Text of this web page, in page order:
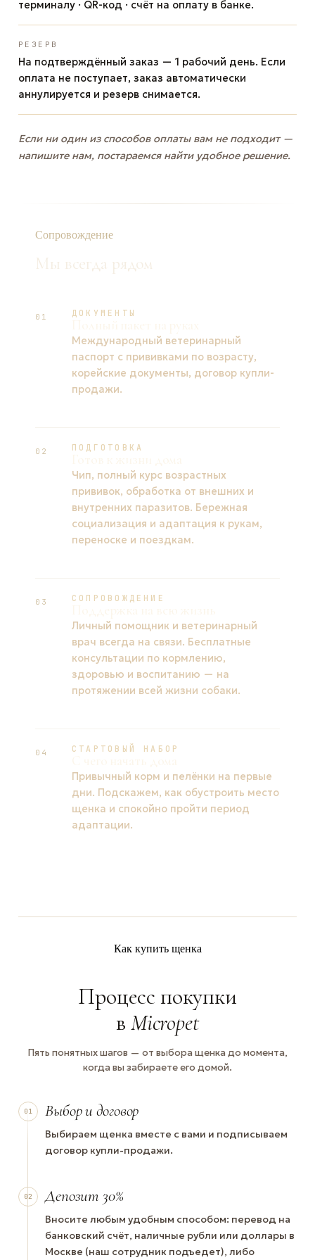
терминалу · QR-код · счёт на оплату в банке.
РЕЗЕРВ
На подтверждённый заказ — 1 рабочий день. Если
оплата не поступает, заказ автоматически
аннулируется и резерв снимается.
Если ни один из способов оплаты вам не подходит —
напишите нам, постараемся найти удобное решение.
Сопровождение
Мы всегда рядом
01 ДОКУМЕНТЫ
Международный ветеринарный
паспорт с прививками по возрасту,
корейские документы, договор купли-
продажи.
02 ПОДГОТОВКА
Чип, полный курс возрастных
прививок, обработка от внешних и
внутренних паразитов. Бережная
социализация и адаптация к рукам,
переноске и поездкам.
03 СОПРОВОЖДЕНИЕ
Личный помощник и ветеринарный
врач всегда на связи. Бесплатные
консультации по кормлению,
здоровью и воспитанию — на
протяжении всей жизни собаки.
04 СТАРТОВЫЙ НАБОР
Привычный корм и пелёнки на первые
дни. Подскажем, как обустроить место
щенка и спокойно пройти период
адаптации.
Как купить щенка
Процесс покупки
в Micropet
Пять понятных шагов — от выбора щенка до момента,
когда вы забираете его домой.
01 Выбор и договор
Выбираем щенка вместе с вами и подписываем
договор купли-продажи.
02 Депозит 30%
Вносите любым удобным способом: перевод на
банковский счёт, наличные рубли или доллары в
Москве (наш сотрудник подъедет), либо